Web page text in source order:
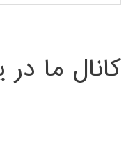
کانال ما